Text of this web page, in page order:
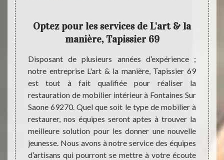
vos
un
de
est à
pour
:
Optez pour les services de L'art & la
manière, Tapissier 69
Disposant de plusieurs années d’expérience ;
notre entreprise L'art & la manière, Tapissier 69
est tout à fait qualifiée pour réaliser la
restauration de mobilier intérieur à Fontaines Sur
Saone 69270. Quel que soit le type de mobilier à
restaurer, nos équipes seront aptes à trouver la
meilleure solution pour les donner une nouvelle
jeunesse. Nous avons à notre service des équipes
d’artisans qui pourront se mettre à votre écoute
sera
vous